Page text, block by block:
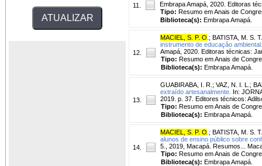
11.
Embrapa Amapá, 2020. Editoras
Tipo: Resumo em Anais de
Biblioteca(s): Embrapa Amapá.
12.
MACIEL, S. P. O ; BATISTA, M. S. T.
instrumento de educação ambiental.
Amapá, 2020. Editoras técnicas:
Tipo: Resumo em Anais de
Biblioteca(s): Embrapa Amapá.
13.
GUABIRABA, I. R. ; VAZ, N. I. L. ;
extraído artesanalmente. In:
2019. p. 37. Editores técnicos:
Tipo: Resumo em Anais de
Biblioteca(s): Embrapa Amapá.
14.
MACIEL, S. P. O ; BATISTA, M. S. T.
alunos de ensino público sobre
5., 2019, Macapá. Resumos...
Tipo: Resumo em Anais de
Biblioteca(s): Embrapa Amapá.